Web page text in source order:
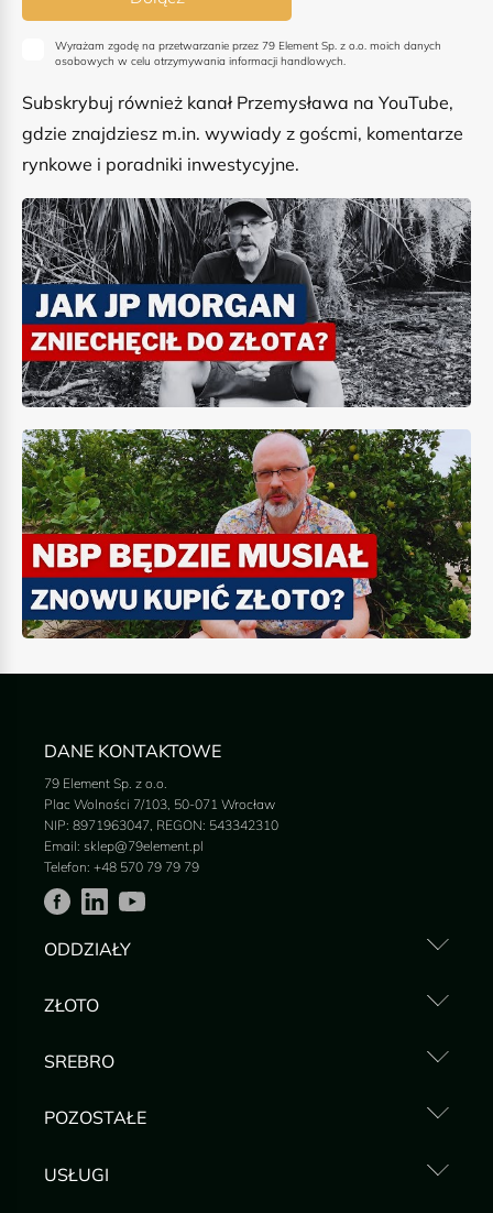
Wyrażam zgodę na przetwarzanie przez 79 Element Sp. z o.o. moich danych
osobowych w celu otrzymywania informacji handlowych.
Subskrybuj również kanał Przemysława na YouTube,
gdzie znajdziesz m.in. wywiady z goścmi, komentarze
rynkowe i poradniki inwestycyjne.
DANE KONTAKTOWE
79 Element Sp. z o.o.
Plac Wolności 7/103, 50-071 Wrocław
NIP: 8971963047, REGON: 543342310
Email: sklep@79element.pl
Telefon: +48 570 79 79 79
ZŁOTO
Złote monety
POZOSTAŁE
Brylanty syntetyczne
ODDZIAŁY
Mennica Warszawa
SREBRO
Srebrne monety
USŁUGI